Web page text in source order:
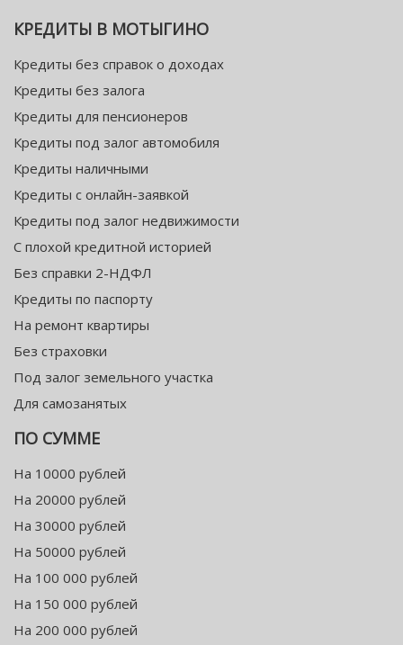
КРЕДИТЫ В МОТЫГИНО
Кредиты без справок о доходах
Кредиты без залога
Кредиты для пенсионеров
Кредиты под залог автомобиля
Кредиты наличными
Кредиты с онлайн-заявкой
Кредиты под залог недвижимости
С плохой кредитной историей
Без справки 2-НДФЛ
Кредиты по паспорту
На ремонт квартиры
Без страховки
Под залог земельного участка
Для самозанятых
ПО СУММЕ
На 10000 рублей
На 20000 рублей
На 30000 рублей
На 50000 рублей
На 100 000 рублей
На 150 000 рублей
На 200 000 рублей